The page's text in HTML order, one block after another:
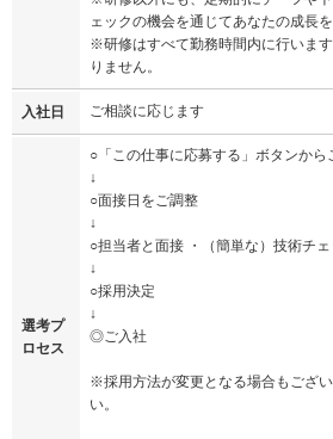
ェックの機会を通じてあなたの成長
※研修はすべて勤務時間内に行いま
りません。
入社日 ご相談に応じます
選考プ
ロセス
○「この仕事に応募する」ボタンから
↓
○面接日をご調整
↓
○担当者と面接 ・（簡単な）技術チェ
↓
○採用決定
↓
◎ご入社
※採用方法が変更となる場合もござ
い。